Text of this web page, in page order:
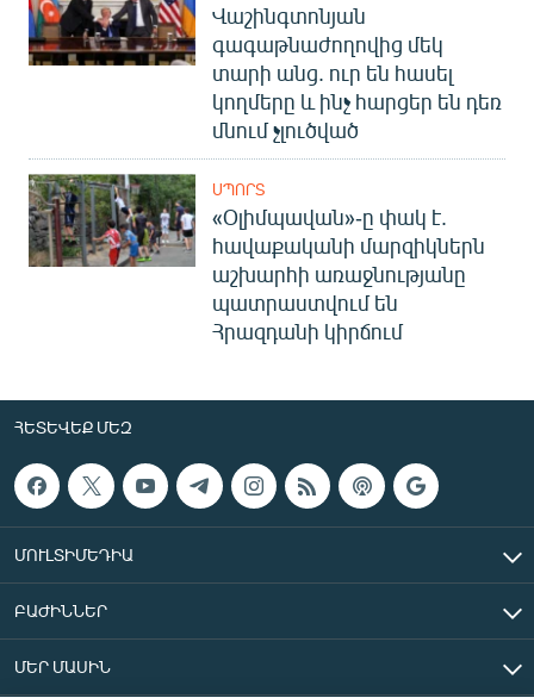
Վաշինգտոնյան
գագաթնաժողովից մեկ
տարի անց. ուր են հասել
կողմերը և ինչ հարցեր են դեռ
մնում չլուծված
ՍՊՈՐՏ
«Օլիմպավան»-ը փակ է.
հավաքականի մարզիկներն
աշխարհի առաջնությանը
պատրաստվում են
Հրազդանի կիրճում
ՀԵՏԵՎԵՔ ՄԵԶ
ՄՈՒԼՏԻՄԵԴԻԱ
ԲԱԺԻՆՆԵՐ
ՄԵՐ ՄԱՍԻՆ